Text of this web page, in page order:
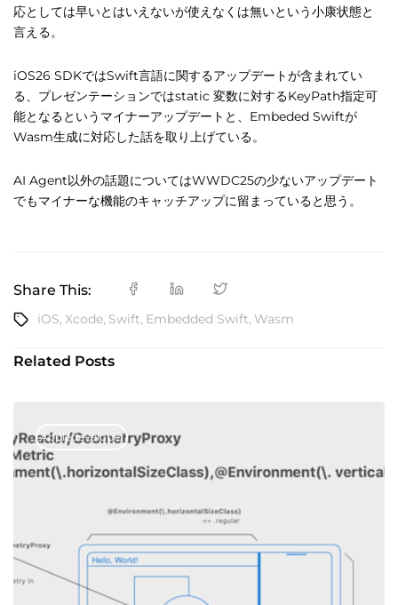
応としては早いとはいえないが使えなくは無いという小康状態と
言える。
iOS26 SDKではSwift言語に関するアップデートが含まれてい
る、プレゼンテーションではstatic 変数に対するKeyPath指定可
能となるというマイナーアップデートと、Embeded Swiftが
Wasm生成に対応した話を取り上げている。
AI Agent以外の話題についてはWWDC25の少ないアップデート
でもマイナーな機能のキャッチアップに留まっていると思う。
Share This:
iOS, Xcode, Swift, Embedded Swift, Wasm
Related Posts
Appledeveloper